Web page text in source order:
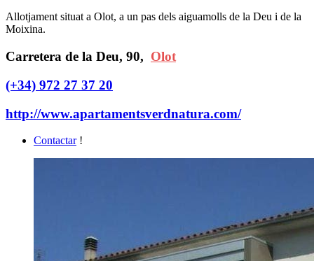
Allotjament situat a Olot, a un pas dels aiguamolls de la Deu i de la
Moixina.
Carretera de la Deu, 90, Olot
(+34) 972 27 37 20
http://www.apartamentsverdnatura.com/
Contactar !